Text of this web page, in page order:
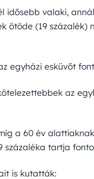
idősebb valaki,
ötöde (19 százalék)
egyházi esküvőt
az
a 60 év
százaléka tartja
is kutatták: